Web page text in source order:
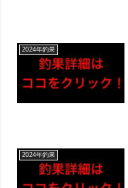
2024年釣果
2024年釣果